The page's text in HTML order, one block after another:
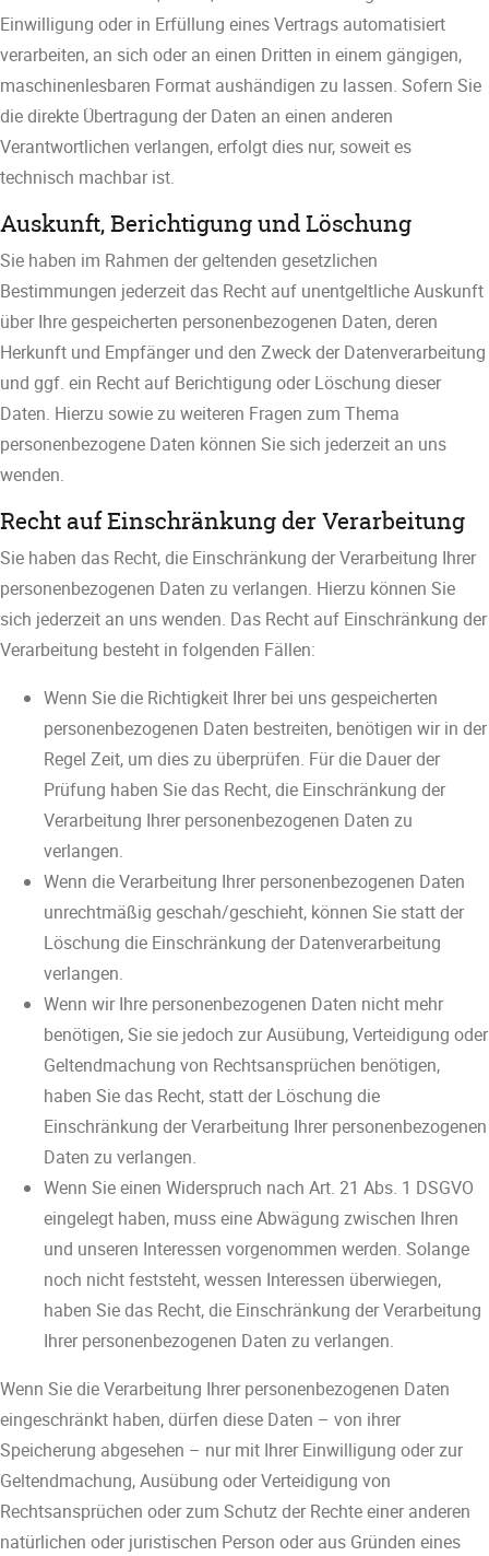
Einwilligung oder in Erfüllung eines Vertrags automatisiert
verarbeiten, an sich oder an einen Dritten in einem gängigen,
maschinenlesbaren Format aushändigen zu lassen. Sofern Sie
die direkte Übertragung der Daten an einen anderen
Verantwortlichen verlangen, erfolgt dies nur, soweit es
technisch machbar ist.
Auskunft, Berichtigung und Löschung
Sie haben im Rahmen der geltenden gesetzlichen
Bestimmungen jederzeit das Recht auf unentgeltliche Auskunft
über Ihre gespeicherten personenbezogenen Daten, deren
Herkunft und Empfänger und den Zweck der Datenverarbeitung
und ggf. ein Recht auf Berichtigung oder Löschung dieser
Daten. Hierzu sowie zu weiteren Fragen zum Thema
personenbezogene Daten können Sie sich jederzeit an uns
wenden.
Recht auf Einschränkung der Verarbeitung
Sie haben das Recht, die Einschränkung der Verarbeitung Ihrer
personenbezogenen Daten zu verlangen. Hierzu können Sie
sich jederzeit an uns wenden. Das Recht auf Einschränkung der
Verarbeitung besteht in folgenden Fällen:
Wenn Sie die Richtigkeit Ihrer bei uns gespeicherten
personenbezogenen Daten bestreiten, benötigen wir in der
Regel Zeit, um dies zu überprüfen. Für die Dauer der
Prüfung haben Sie das Recht, die Einschränkung der
Verarbeitung Ihrer personenbezogenen Daten zu
verlangen.
Wenn die Verarbeitung Ihrer personenbezogenen Daten
unrechtmäßig geschah/geschieht, können Sie statt der
Löschung die Einschränkung der Datenverarbeitung
verlangen.
Wenn wir Ihre personenbezogenen Daten nicht mehr
benötigen, Sie sie jedoch zur Ausübung, Verteidigung oder
Geltendmachung von Rechtsansprüchen benötigen,
haben Sie das Recht, statt der Löschung die
Einschränkung der Verarbeitung Ihrer personenbezogenen
Daten zu verlangen.
Wenn Sie einen Widerspruch nach Art. 21 Abs. 1 DSGVO
eingelegt haben, muss eine Abwägung zwischen Ihren
und unseren Interessen vorgenommen werden. Solange
noch nicht feststeht, wessen Interessen überwiegen,
haben Sie das Recht, die Einschränkung der Verarbeitung
Ihrer personenbezogenen Daten zu verlangen.
Wenn Sie die Verarbeitung Ihrer personenbezogenen Daten
eingeschränkt haben, dürfen diese Daten – von ihrer
Speicherung abgesehen – nur mit Ihrer Einwilligung oder zur
Geltendmachung, Ausübung oder Verteidigung von
Rechtsansprüchen oder zum Schutz der Rechte einer anderen
natürlichen oder juristischen Person oder aus Gründen eines